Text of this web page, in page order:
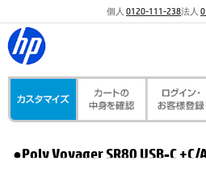
個人 0120-111-238法人
●Poly Voyager SR80 USB-C +C/